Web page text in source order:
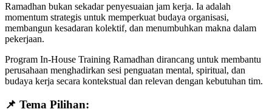
Ramadhan bukan sekadar penyesuaian jam kerja. Ia adalah
momentum strategis untuk memperkuat budaya organisasi,
membangun kesadaran kolektif, dan menumbuhkan makna dalam
pekerjaan.
Program In-House Training Ramadhan dirancang untuk membantu
perusahaan menghadirkan sesi penguatan mental, spiritual, dan
budaya kerja secara kontekstual dan relevan dengan kebutuhan tim.
📌 Tema Pilihan: